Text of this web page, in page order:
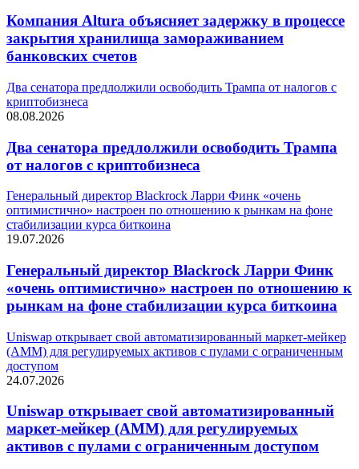
Компания Altura объясняет задержку в процессе
закрытия хранилища замораживанием
банковских счетов
Два сенатора предлолжили освободить Трампа от налогов с
криптобизнеса
08.08.2026
Два сенатора предлолжили освободить Трампа
от налогов с криптобизнеса
Генеральный директор Blackrock Ларри Финк «очень
оптимистично» настроен по отношению к рынкам на фоне
стабилизации курса биткоина
19.07.2026
Генеральный директор Blackrock Ларри Финк
«очень оптимистично» настроен по отношению к
рынкам на фоне стабилизации курса биткоина
Uniswap открывает свой автоматизированный маркет-мейкер
(AMM) для регулируемых активов с пулами с ограниченным
доступом
24.07.2026
Uniswap открывает свой автоматизированный
маркет-мейкер (AMM) для регулируемых
активов с пулами с ограниченным доступом